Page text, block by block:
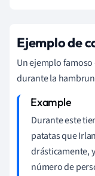
Ejemplo de
Un ejemplo famoso
durante la
Durante este
patatas que
drásticamente,
número de